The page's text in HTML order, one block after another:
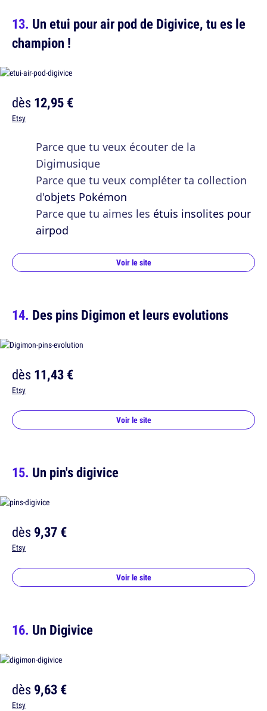
Un etui pour air pod de Digivice, tu es le
champion !
dès12,95 €
Etsy
Parce que tu veux écouter de la
Digimusique
Parce que tu veux compléter ta collection
d'objets Pokémon
Parce que tu aimes les étuis insolites pour
airpod
Voir le site
Des pins Digimon et leurs evolutions
dès11,43 €
Etsy
Voir le site
Un pin's digivice
dès9,37 €
Etsy
Voir le site
Un Digivice
dès9,63 €
Etsy